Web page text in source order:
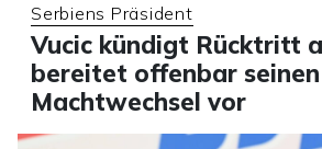
Serbiens Präsident
Vucic kündigt Rücktritt
bereitet offenbar
Machtwechsel vor